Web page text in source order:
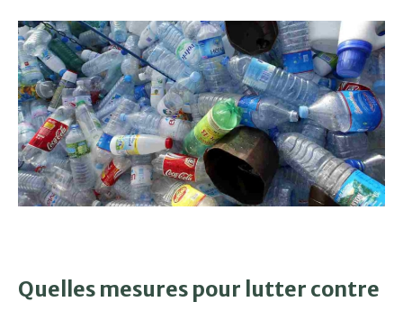
Quelles mesures pour lutter contre